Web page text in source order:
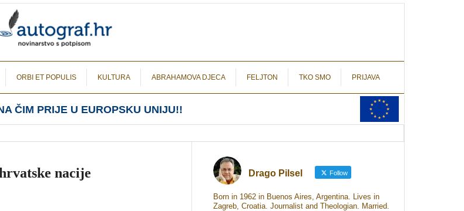
ORBI ET POPULIS KULTURA ABRAHAMOVA DJECA FELJTON TKO SMO PRIJAVA
ČIM PRIJE U EUROPSKU UNIJU!!
nacije Drago Pilsel Follow
Born in 1962 in Buenos Aires, Argentina. Lives in
Zagreb, Croatia. Journalist and Theologian. Married.